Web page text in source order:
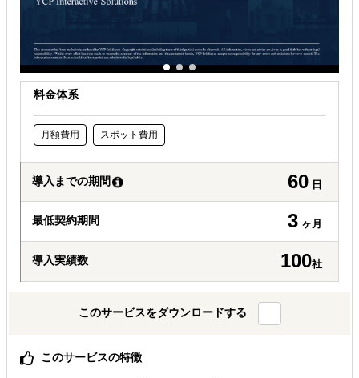
料金体系
月額費用 スポット費用
導入までの期間 60 日
最低契約期間 3 ヶ月
導入実績数 100社
このサービスをダウンロードする
このサービスの特徴